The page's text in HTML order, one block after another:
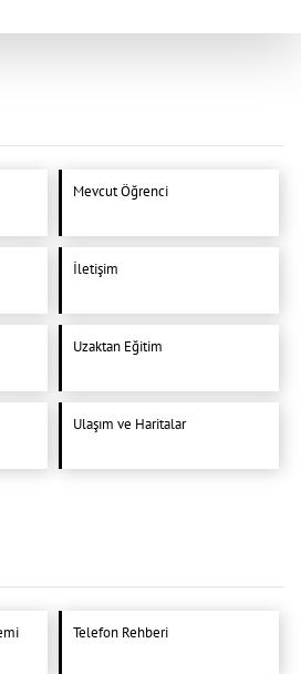
Mevcut Öğrenci
İletişim
Uzaktan Eğitim
Ulaşım ve Haritalar
Telefon Rehberi